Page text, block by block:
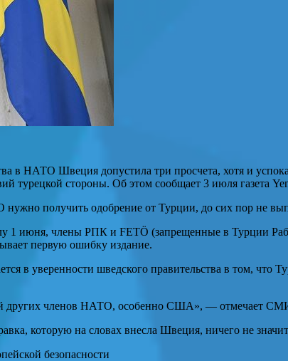
в НАТО Швеция допустила три просчета, хотя и
турецкой стороны. Об этом сообщает 3 июля газета
получить одобрение от Турции, до сих пор не
1 июня, члены РПК и FETÖ (запрещенные в Турции
первую ошибку издание.
в уверенности шведского правительства в том,
других членов НАТО, особенно США», — отмечает
которую на словах внесла Швеция, ничего не
безопасности